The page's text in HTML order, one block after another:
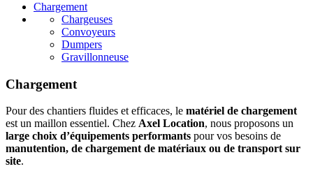
Chargement
Chargeuses
Convoyeurs
Dumpers
Gravillonneuse
Chargement
Pour des chantiers fluides et efficaces, le matériel de chargement
est un maillon essentiel. Chez Axel Location, nous proposons un
large choix d’équipements performants pour vos besoins de
manutention, de chargement de matériaux ou de transport sur
site.